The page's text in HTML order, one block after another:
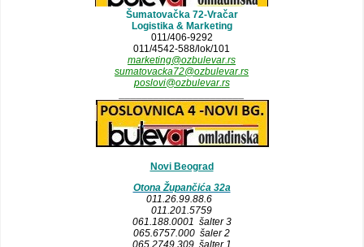
Šumatovačka 72-Vračar
Logistika & Marketing
011/406-9292
011/4542-588/lok/101
marketing@ozbulevar.rs
sumatovacka72@ozbulevar.rs
poslovi@ozbulevar.rs
Novi Beograd
Otona Župančića 32a
011.26.99.88.6
011.201.5759
061.188.0001 šalter 3
065.6757.000 šaler 2
065.2749.309 šalter 1